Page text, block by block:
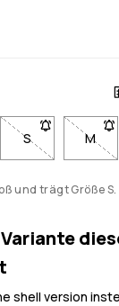
verfügbar. Klicke,
XS nicht
S- Größe SM
-
und trägt Größe S.
shell version